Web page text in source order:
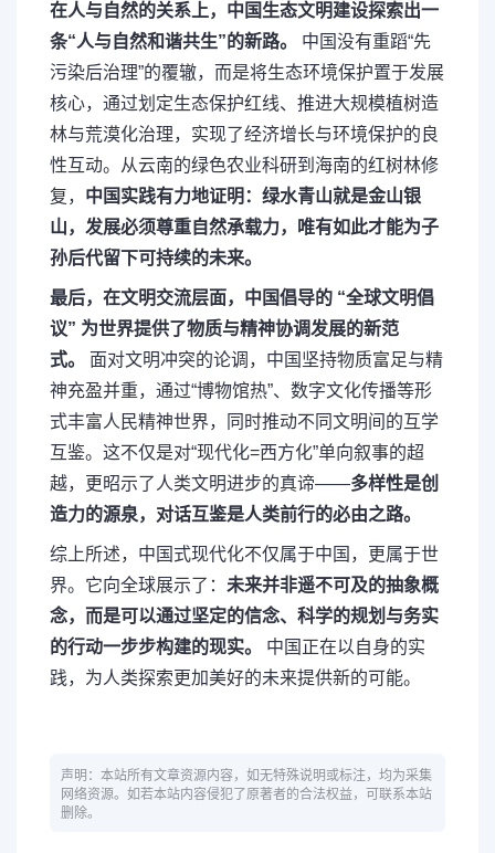
在人与自然的关系上，中国生态文明建设探索出一
条“人与自然和谐共生”的新路。
中国没有重蹈“先
污染后治理”的覆辙，而是将生态环境保护置于发展
核心，通过划定生态保护红线、推进大规模植树造
林与荒漠化治理，实现了经济增长与环境保护的良
性互动。从云南的绿色农业科研到海南的红树林修
复， 中国实践有力地证明：绿水青山就是金山银
山，发展必须尊重自然承载力，唯有如此才能为子
孙后代留下可持续的未来。
最后，在文明交流层面，中国倡导的 “全球文明倡
议” 为世界提供了物质与精神协调发展的新范
式。
面对文明冲突的论调，中国坚持物质富足与精
神充盈并重，通过“博物馆热”、数字文化传播等形
式丰富人民精神世界，同时推动不同文明间的互学
互鉴。这不仅是对“现代化=西方化”单向叙事的超
越，更昭示了人类文明进步的真谛——多样性是创
造力的源泉，对话互鉴是人类前行的必由之路。
综上所述，中国式现代化不仅属于中国，更属于世
界。它向全球展示了： 未来并非遥不可及的抽象概
念，而是可以通过坚定的信念、科学的规划与务实
的行动一步步构建的现实。
中国正在以自身的实
践，为人类探索更加美好的未来提供新的可能。
声明：本站所有文章资源内容，如无特殊说明或标注，均为采集
网络资源。如若本站内容侵犯了原著者的合法权益，可联系本站
删除。